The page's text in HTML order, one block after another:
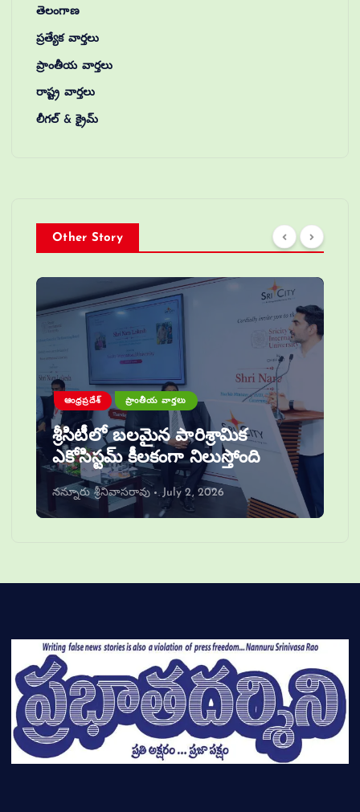
తెలంగాణ
ప్రత్యేక వార్తలు
ప్రాంతీయ వార్తలు
రాష్ట్ర వార్తలు
లీగల్ & క్రైమ్
Other Story
ఆంధ్రప్రదేశ్ ప్రాంతీయ వార్తలు
శ్రీసిటీలో బలమైన పారిశ్రామిక
ఎకోసిస్టమ్ కీలకంగా నిలుస్తోంది
నన్నూరు శ్రీనివాసరావు July 2, 2026